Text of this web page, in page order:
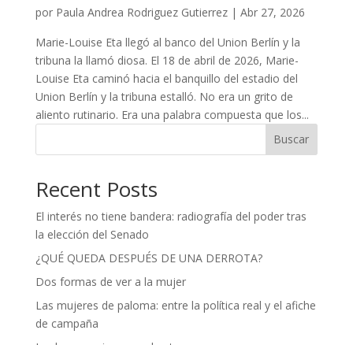
por Paula Andrea Rodriguez Gutierrez| Abr 27, 2026
Marie-Louise Eta llegó al banco del Union Berlín y la
tribuna la llamó diosa. El 18 de abril de 2026, Marie-
Louise Eta caminó hacia el banquillo del estadio del
Union Berlín y la tribuna estalló. No era un grito de
aliento rutinario. Era una palabra compuesta que los...
Buscar
Recent Posts
El interés no tiene bandera: radiografía del poder tras
la elección del Senado
¿QUÉ QUEDA DESPUÉS DE UNA DERROTA?
Dos formas de ver a la mujer
Las mujeres de paloma: entre la política real y el afiche
de campaña